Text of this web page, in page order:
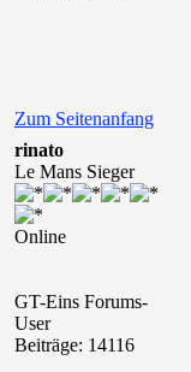
Zum Seitenanfang
rinato
Le Mans Sieger
Online
GT-Eins Forums-
User
Beiträge: 14116